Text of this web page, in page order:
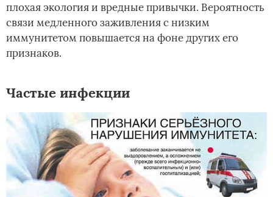
плохая экология и вредные привычки. Вероятность
связи медленного заживления с низким
иммунитетом повышается на фоне других его
признаков.
Частые инфекции